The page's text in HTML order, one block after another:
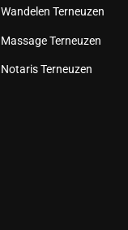
Wandelen Terneuzen
Massage Terneuzen
Notaris Terneuzen